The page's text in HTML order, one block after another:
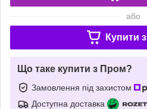
або
Купити з
Що таке купити з Пром?
Замовлення під захистом
Доступна доставка